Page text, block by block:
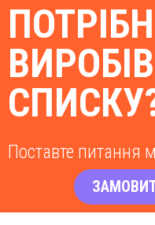
Поставте питання